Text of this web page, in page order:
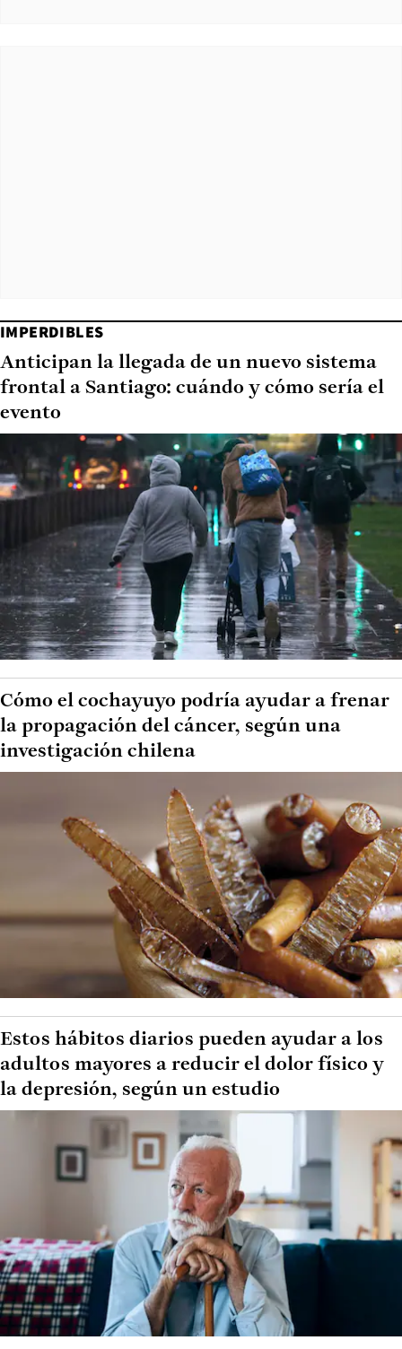
IMPERDIBLES
Anticipan la llegada de un nuevo sistema
frontal a Santiago: cuándo y cómo sería el
evento
Cómo el cochayuyo podría ayudar a frenar
la propagación del cáncer, según una
investigación chilena
Estos hábitos diarios pueden ayudar a los
adultos mayores a reducir el dolor físico y
la depresión, según un estudio